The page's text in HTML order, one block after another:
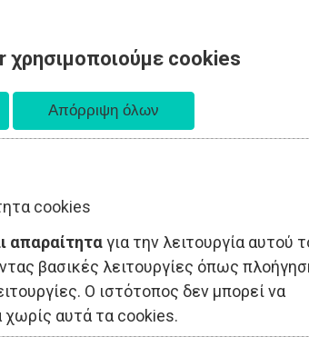
cookies
cookies
απαραίτηταγια την λειτουργία αυτού
βασικές λειτουργίες όπως
Ο ιστότοπος δεν μπορεί να
χωρίς αυτά τα cookies.